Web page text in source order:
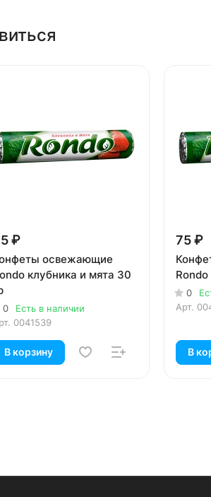
₽
освежающие
клубника и мята 30
0
Есть в наличии
0041539
В корзину
75 ₽
0
Арт.
В